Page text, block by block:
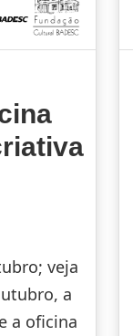
veja
a
a oficina